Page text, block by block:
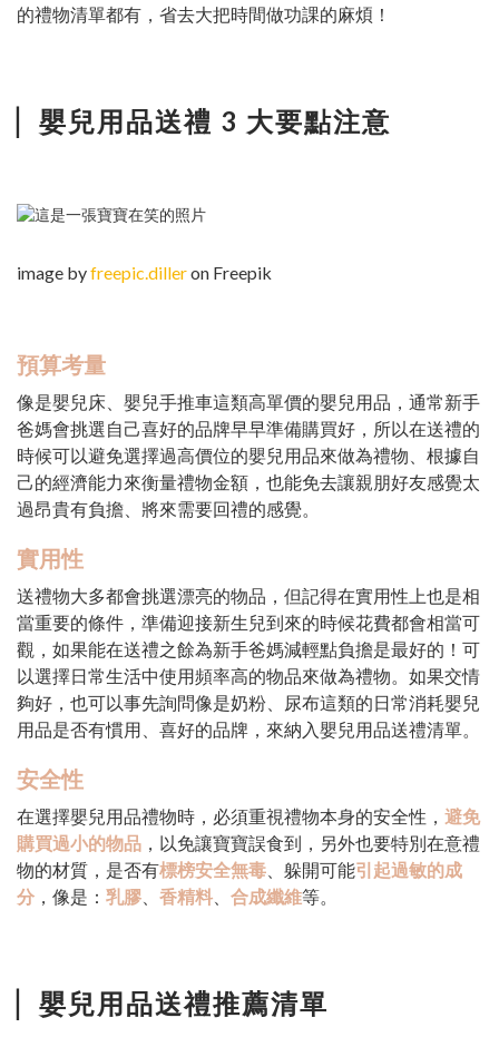
的禮物清單都有，省去大把時間做功課的麻煩！
嬰兒用品送禮 3 大要點注意
image byfreepic.dilleron Freepik
預算考量
像是嬰兒床、嬰兒手推車這類高單價的嬰兒用品，通常新手
爸媽會挑選自己喜好的品牌早早準備購買好，所以在送禮的
時候可以避免選擇過高價位的嬰兒用品來做為禮物、根據自
己的經濟能力來衡量禮物金額，也能免去讓親朋好友感覺太
過昂貴有負擔、將來需要回禮的感覺。
實用性
送禮物大多都會挑選漂亮的物品，但記得在實用性上也是相
當重要的條件，準備迎接新生兒到來的時候花費都會相當可
觀，如果能在送禮之餘為新手爸媽減輕點負擔是最好的！可
以選擇日常生活中使用頻率高的物品來做為禮物。如果交情
夠好，也可以事先詢問像是奶粉、尿布這類的日常消耗嬰兒
用品是否有慣用、喜好的品牌，來納入嬰兒用品送禮清單。
安全性
在選擇嬰兒用品禮物時，必須重視禮物本身的安全性， 避免
購買過小的物品 ，以免讓寶寶誤食到，另外也要特別在意禮
物的材質，是否有標榜安全無毒 、躲開可能引起過敏的成
分 ，像是： 乳膠 香精料 合成纖維等。
嬰兒用品送禮推薦清單